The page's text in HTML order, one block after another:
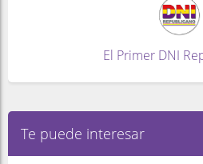
El Primer DNI
Te puede interesar